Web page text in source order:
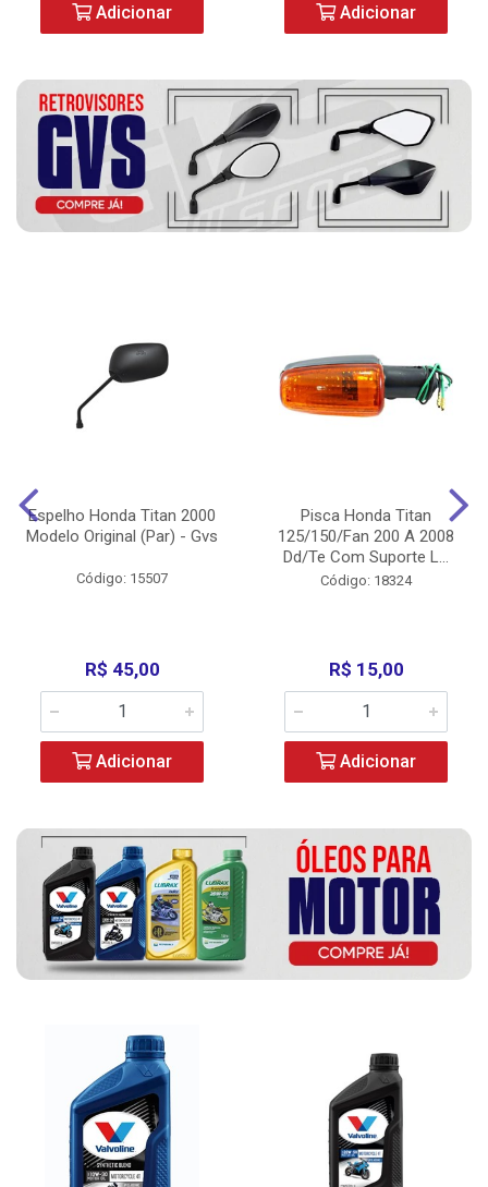
Adicionar Adicionar
Espelho Honda Titan 2000
Modelo Original (Par) - Gvs
Código: 15507
R$ 45,00
Adicionar
Pisca Honda Titan
125/150/Fan 200 A 2008
Dd/Te Com Suporte L...
Código: 18324
R$ 15,00
Adicionar